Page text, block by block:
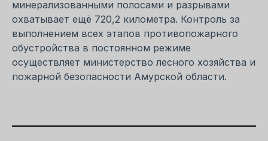
минерализованными полосами и разрывами
охватывает ещё 720,2 километра. Контроль за
выполнением всех этапов противопожарного
обустройства в постоянном режиме
осуществляет министерство лесного хозяйства и
пожарной безопасности Амурской области.